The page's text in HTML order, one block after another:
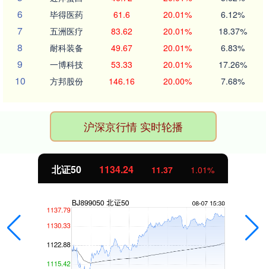
6 毕得医药 61.6 20.01% 6.12%
7 五洲医疗 83.62 20.01% 18.37%
8 耐科装备 49.67 20.01% 6.83%
9 一博科技 53.33 20.01% 17.26%
10 方邦股份 146.16 20.00% 7.68%
沪深京行情 实时轮播
北证50 1134.24 11.37 1.01%